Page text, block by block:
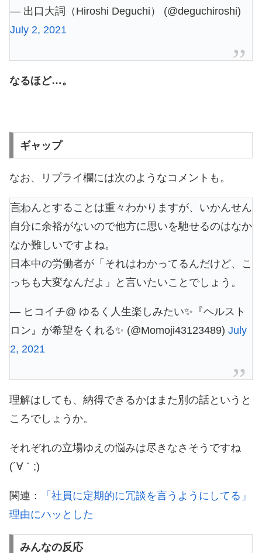
— 出口大詞（Hiroshi Deguchi） (@deguchiroshi)
July 2, 2021
なるほど…。
ギャップ
なお、リプライ欄には次のようなコメントも。
言わんとすることは重々わかりますが、いかんせん
自分に余裕がないので他方に思いを馳せるのはなか
なか難しいですよね。
日本中の労働者が「それはわかってるんだけど、こ
っちも大変なんだよ」と言いたいことでしょう。
— ヒコイチ@ ゆるく人生楽しみたい✨『ヘルスト
ロン』が希望をくれる✨ (@Momoji43123489) July
2, 2021
理解はしても、納得できるかはまた別の話というと
ころでしょうか。
それぞれの立場ゆえの悩みは尽きなさそうですね
(´∀｀;)
関連：
「社員に定期的に冗談を言うようにしてる」
理由にハッとした
みんなの反応